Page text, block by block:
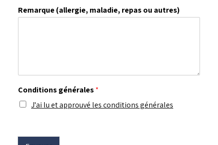
Remarque (allergie, maladie, repas ou autres)
Conditions générales*
J'ai lu et approuvé les conditions générales